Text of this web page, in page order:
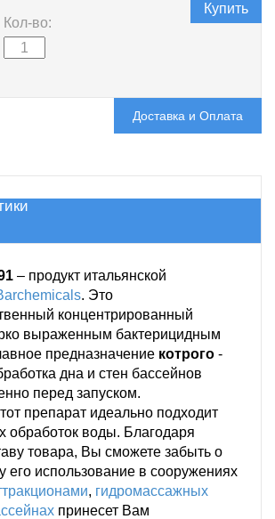
Кол-во:
Купить
Доставка и Оплата
– продукт итальянской
. Это
концентрированный
выраженным бактерицидным
предназначение котрого -
дна и стен бассейнов
перед запуском.
препарат идеально подходит
обработок воды. Благодаря
товара, Вы сможете забыть о
его использование в сооружениях
, гидромассажных
принесет Вам